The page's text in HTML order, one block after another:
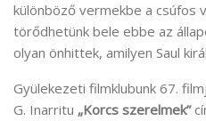
különböző vermekbe a csúfos
törődhetünk bele ebbe az
olyan önhittek, amilyen Saul
Gyülekezeti filmklubunk 67.
G. Inarritu „Korcs szerelmek”